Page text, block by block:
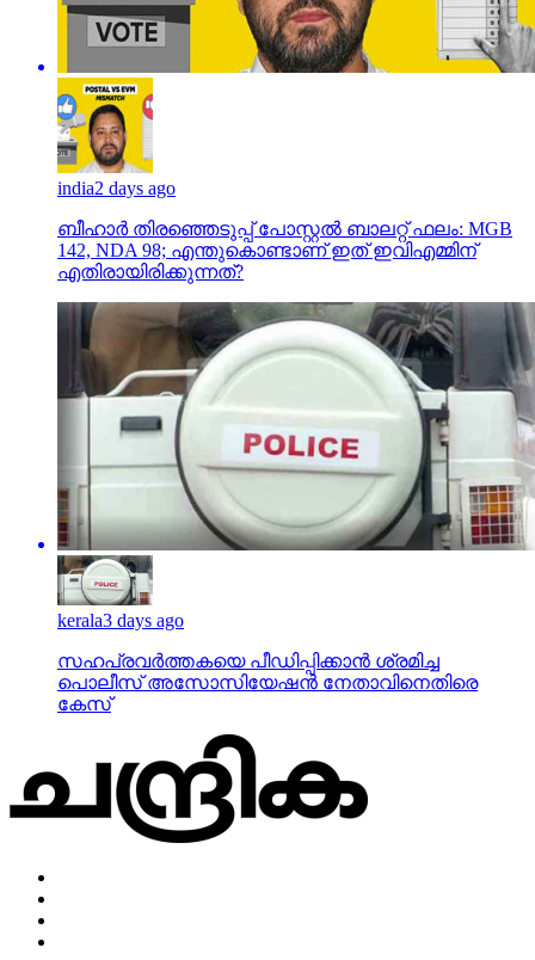
india2 days ago
ബീഹാർ തിരഞ്ഞെടുപ്പ് പോസ്റ്റൽ ബാലറ്റ് ഫലം: MGB
142, NDA 98; എന്തുകൊണ്ടാണ് ഇത് ഇവിഎമ്മിന്
എതിരായിരിക്കുന്നത്?
kerala3 days ago
സഹപ്രവര്‍ത്തകയെ പീഡിപ്പിക്കാന്‍ ശ്രമിച്ച
പൊലീസ് അസോസിയേഷന്‍ നേതാവിനെതിരെ
കേസ്